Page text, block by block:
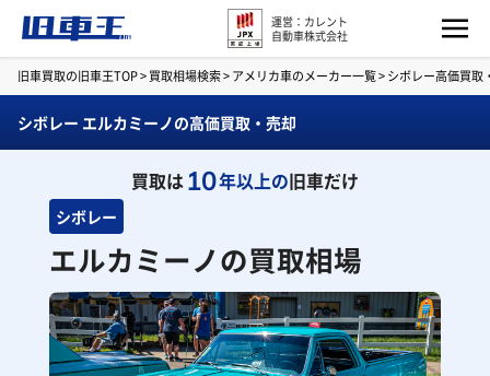
運営：カレント
自動車株式会社
旧車買取の旧車王TOP>買取相場検索>アメリカ車のメーカー一覧>シボレー高価買取
シボレー エルカミーノの高価買取・売却
買取は10年以上の旧車だけ
シボレー
エルカミーノの買取相場